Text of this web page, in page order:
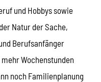
und Hobbys sowie
Natur der Sache,
Berufsanfänger
Wochenstunden
noch Familienplanung